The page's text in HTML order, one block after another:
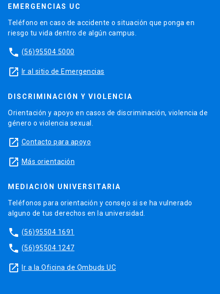
EMERGENCIAS UC
Teléfono en caso de accidente o situación que ponga en
riesgo tu vida dentro de algún campus.
phone (56)95504 5000
launch Ir al sitio de Emergencias
DISCRIMINACIÓN Y VIOLENCIA
Orientación y apoyo en casos de discriminación, violencia de
género o violencia sexual.
launch Contacto para apoyo
launch Más orientación
MEDIACIÓN UNIVERSITARIA
Teléfonos para orientación y consejo si se ha vulnerado
alguno de tus derechos en la universidad.
phone (56)95504 1691
phone (56)95504 1247
launch Ir a la Oficina de Ombuds UC